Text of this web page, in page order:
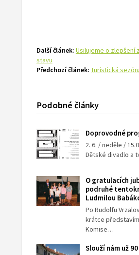
Další článek: Usilujeme o zlepšení
stavu
Předchozí článek: Turistická
Podobné články
Doprovodné
2. 6. / neděle /
Dětské divadlo a
O gratulacích
podruhé
Ludmilou
Po Rudolfu
krátce
Komise…
Slouží nám už